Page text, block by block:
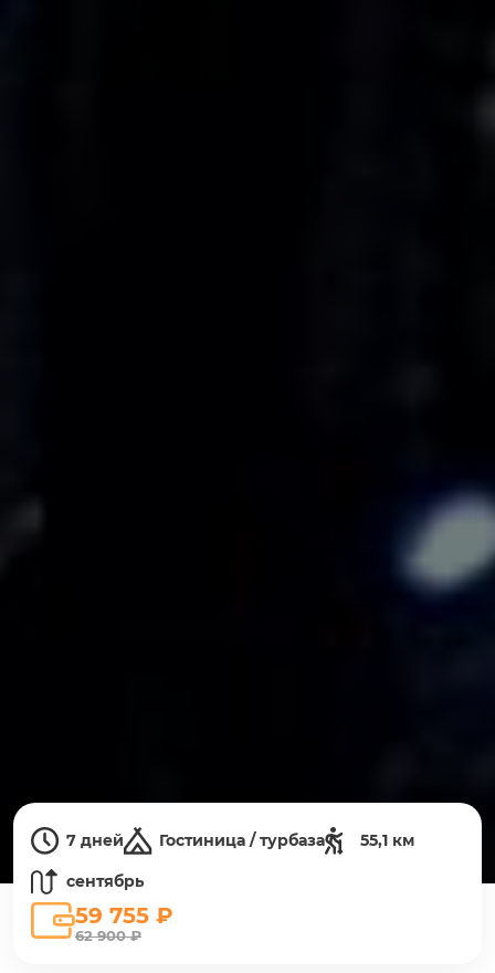
7 дней Гостиница / турбаза 55,1 км
сентябрь
59 755 ₽
62 900 ₽